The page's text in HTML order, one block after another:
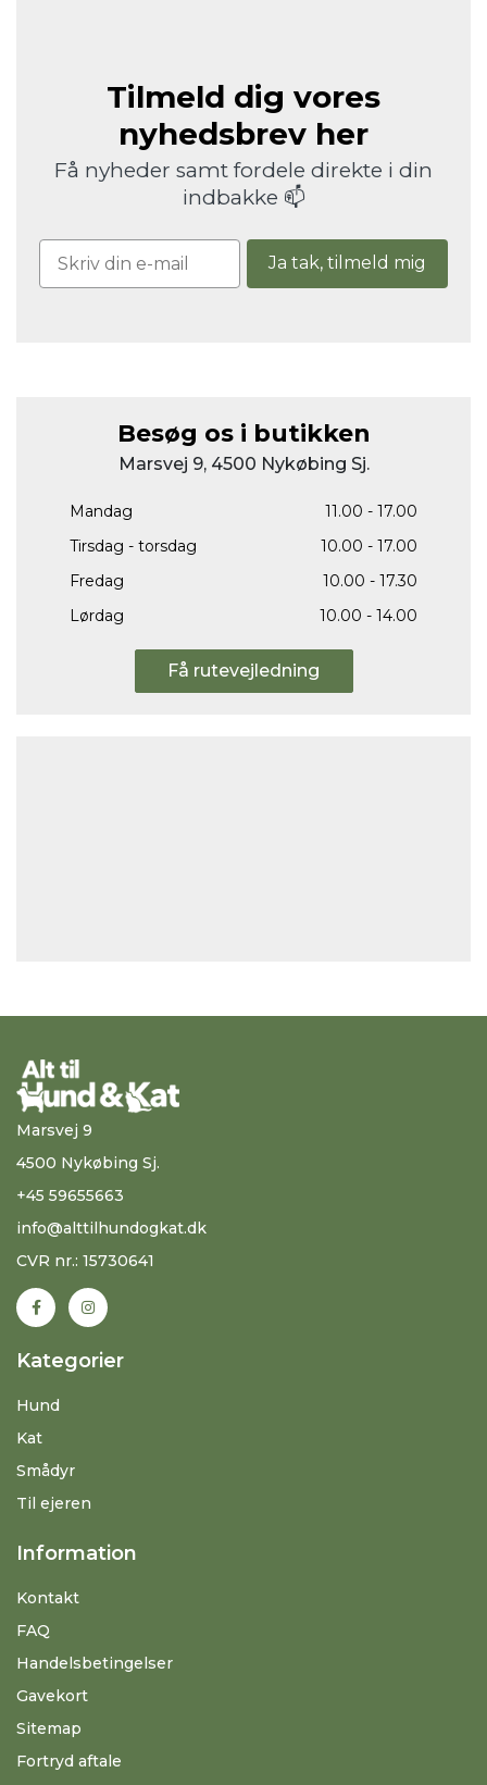
Tilmeld dig vores
nyhedsbrev her
Få nyheder samt fordele direkte i din
indbakke 📫
Ja tak, tilmeld mig
Besøg os i butikken
Marsvej 9, 4500 Nykøbing Sj.
Mandag
11.00 - 17.00
Tirsdag - torsdag
10.00 - 17.00
Fredag
10.00 - 17.30
Lørdag
10.00 - 14.00
Få rutevejledning
Marsvej 9
4500 Nykøbing Sj.
+45 59655663
info@alttilhundogkat.dk
CVR nr.: 15730641
Kategorier
Hund
Kat
Smådyr
Til ejeren
Information
Kontakt
FAQ
Handelsbetingelser
Gavekort
Sitemap
Fortryd aftale